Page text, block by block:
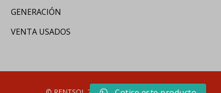
GENERACIÓN
VENTA USADOS